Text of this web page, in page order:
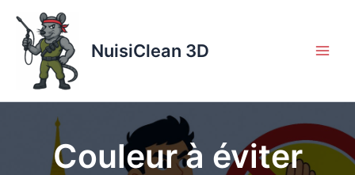
contenu
NuisiClean 3D
Couleur à éviter